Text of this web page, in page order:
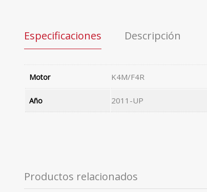
Especificaciones Descripción
Motor K4M/F4R
Año 2011-UP
Productos relacionados